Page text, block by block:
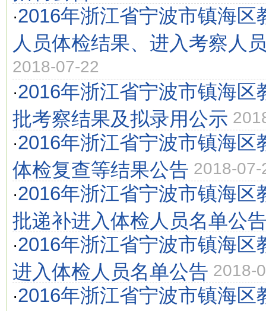
·2016年浙江省宁波市镇海区
人员体检结果、进入考察人
2018-07-22
·2016年浙江省宁波市镇海区
批考察结果及拟录用公示
·2016年浙江省宁波市镇海区
体检复查等结果公告 2018-07-
·2016年浙江省宁波市镇海区
批递补进入体检人员名单公
·2016年浙江省宁波市镇海区
进入体检人员名单公告 2018-
·2016年浙江省宁波市镇海区